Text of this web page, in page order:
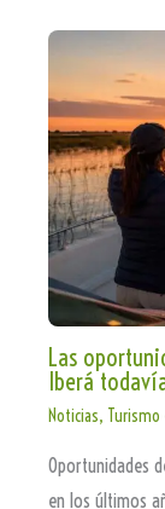
Las
Iberá
Noticias, Turismo
Oportunidades
en los últimos